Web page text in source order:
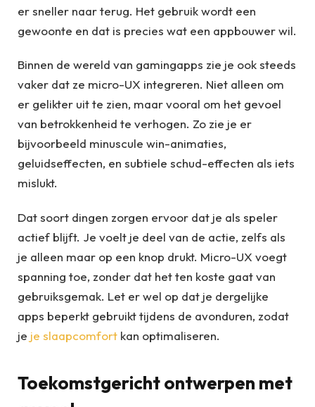
er sneller naar terug. Het gebruik wordt een
gewoonte en dat is precies wat een appbouwer wil.
Binnen de wereld van gamingapps zie je ook steeds
vaker dat ze micro-UX integreren. Niet alleen om
er gelikter uit te zien, maar vooral om het gevoel
van betrokkenheid te verhogen. Zo zie je er
bijvoorbeeld minuscule win-animaties,
geluidseffecten, en subtiele schud-effecten als iets
mislukt.
Dat soort dingen zorgen ervoor dat je als speler
actief blijft. Je voelt je deel van de actie, zelfs als
je alleen maar op een knop drukt. Micro-UX voegt
spanning toe, zonder dat het ten koste gaat van
gebruiksgemak. Let er wel op dat je dergelijke
apps beperkt gebruikt tijdens de avonduren, zodat
je je slaapcomfort kan optimaliseren.
Toekomstgericht ontwerpen met